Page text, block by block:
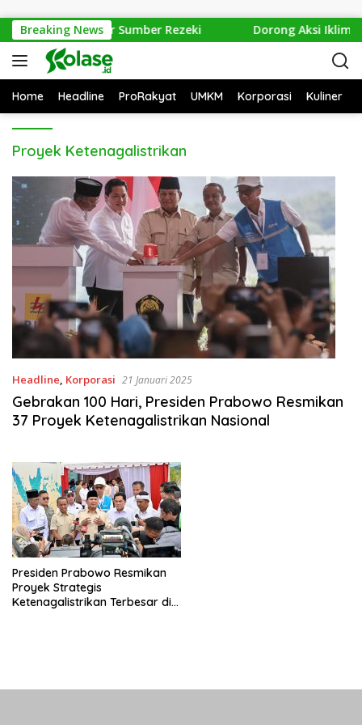
Breaking News
Izin PT Equator Sumber Rezeki Dorong Aksi Iklim
Home Headline ProRakyat UMKM Korporasi Kuliner
Proyek Ketenagalistrikan
Headline, Korporasi 21 Januari 2025
Gebrakan 100 Hari, Presiden Prabowo Resmikan
37 Proyek Ketenagalistrikan Nasional
Presiden Prabowo Resmikan
Proyek Strategis
Ketenagalistrikan Terbesar di